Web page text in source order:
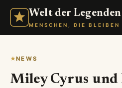
Welt der Legenden
MENSCHEN, DIE BLEIBEN
NEWS
Miley Cyrus und